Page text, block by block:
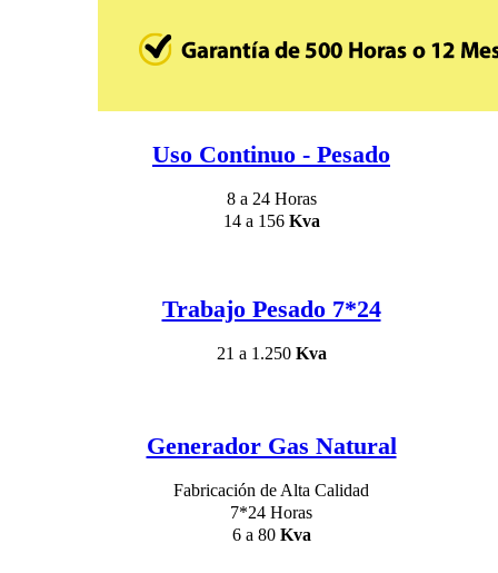
Uso Continuo - Pesado
8 a 24 Horas
14 a 156 Kva
Trabajo Pesado 7*24
21 a 1.250 Kva
Generador Gas Natural
Fabricación de Alta Calidad
7*24 Horas
6 a 80 Kva